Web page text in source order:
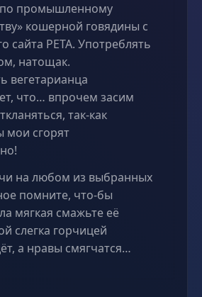
промышленному
кошерной говядины с
сайта PETA. Употреблять
натощак.
вегетарианца
что… впрочем засим
так-как
мои сгорят
на любом из выбранных
помните, что-бы
мягкая смажьте её
слегка горчицей
а нравы смягчатся…